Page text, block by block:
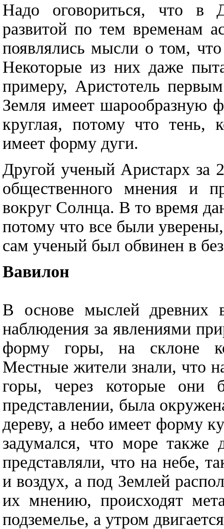
Надо оговориться, что в
развитой по тем временам
появлялись мысли о том,
Некоторые из них даже
примеру, Аристотель
Земля имеет шарообразную
круглая, потому что тень,
имеет форму дуги.
Другой ученый Аристарх за
общественного мнения и
вокруг Солнца. В то время
потому что все были
сам ученый был обвинен в
Вавилон
В основе мыслей древних
наблюдения за явлениями
форму горы, на склоне
Местные жители знали, что
горы, через которые они
представлении, была
дереву, а небо имеет форму
задумался, что море также
представляли, что на небе,
и воздух, а под Землей
их мнению, происходят
подземелье, а утром